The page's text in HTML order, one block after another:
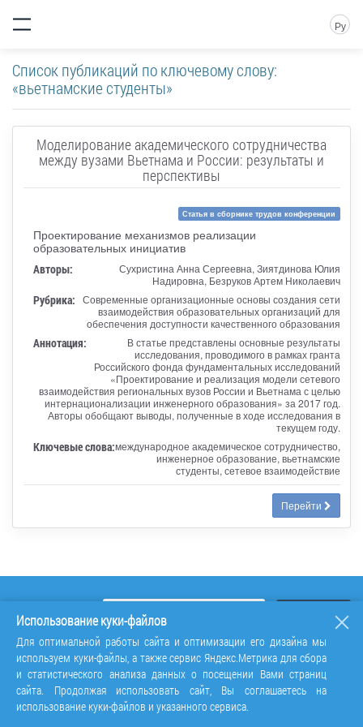
Ру
Список публикаций по ключевому слову:
«вьетнамские студенты»
Моделирование академического сотрудничества
между вузами Вьетнама и России: результаты и
перспективы
Статья в сборнике трудов конференции
Проектирование механизмов реализации
образовательных инициатив
Авторы:
Сухристина Анна Сергеевна, Зиятдинова Юлия
Надировна, Безруков Артем Николаевич
Рубрика: Современные организационные основы создания сети
взаимодействия образовательных организаций для
обеспечения доступности качественного образования
Аннотация:
В статье представлены основные результаты
исследования, проводимого в рамках гранта
Российского фонда фундаментальных исследований
«Проектирование и реализация модели сетевого
взаимодействия региональных вузов России и Вьетнама с целью
интернационализации инженерного образования» за 2017 год.
Авторы обобщают выводы, полученные в ходе исследования в
текущем году.
Ключевые слова:международное академическое сотрудничество,
инженерное образование, вьетнамские
студенты, сетевое взаимодействие
Перейти
Использование куки-файлов
Для оптимальной работы сайта и оптимизации его дизайна мы
используем куки-файлы, а также сервис Яндекс.Метрика для сбора
и статистического анализа данных о посещении Вами страниц
сайта. Продолжая использовать сайт, Вы соглашаетесь на
использование куки-файлов и указанного сервиса.